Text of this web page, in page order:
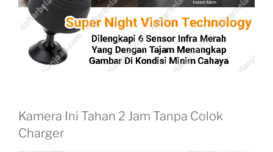
Kamera Ini Tahan 2 Jam Tanpa Colok
Charger